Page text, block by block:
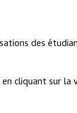
des
cliquant sur la